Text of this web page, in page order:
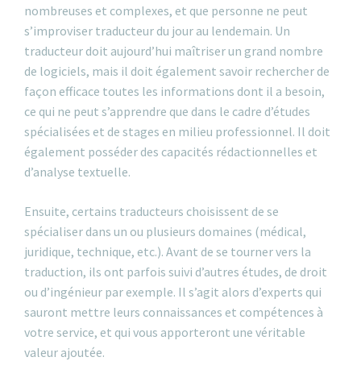
nombreuses et complexes, et que personne ne peut
s’improviser traducteur du jour au lendemain. Un
traducteur doit aujourd’hui maîtriser un grand nombre
de logiciels, mais il doit également savoir rechercher de
façon efficace toutes les informations dont il a besoin,
ce qui ne peut s’apprendre que dans le cadre d’études
spécialisées et de stages en milieu professionnel. Il doit
également posséder des capacités rédactionnelles et
d’analyse textuelle.
Ensuite, certains traducteurs choisissent de se
spécialiser dans un ou plusieurs domaines (médical,
juridique, technique, etc.). Avant de se tourner vers la
traduction, ils ont parfois suivi d’autres études, de droit
ou d’ingénieur par exemple. Il s’agit alors d’experts qui
sauront mettre leurs connaissances et compétences à
votre service, et qui vous apporteront une véritable
valeur ajoutée.